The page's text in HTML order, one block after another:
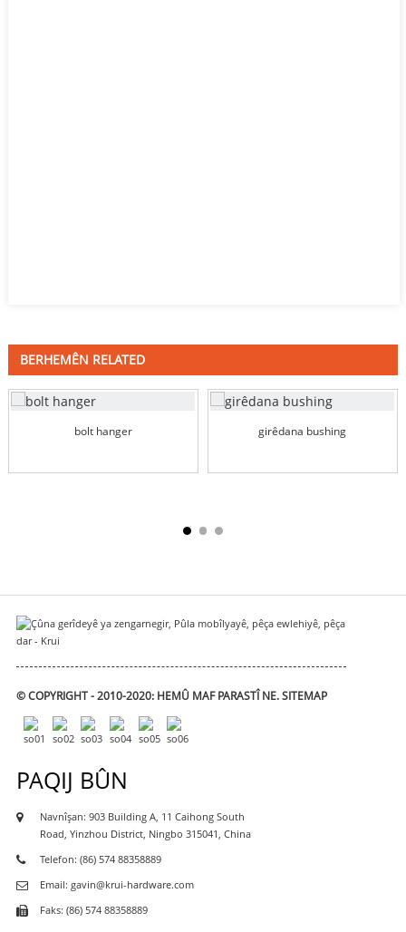
BERHEMÊN RELATED
bolt hanger girêdana bushing
© COPYRIGHT - 2010-2020: HEMÛ MAF PARASTÎ NE. SITEMAP
PAQIJ BÛN
Navnîşan: 903 Building A, 11 Caihong South
Road, Yinzhou District, Ningbo 315041, China
Telefon: (86) 574 88358889
Email: gavin@krui-hardware.com
Faks: (86) 574 88358889